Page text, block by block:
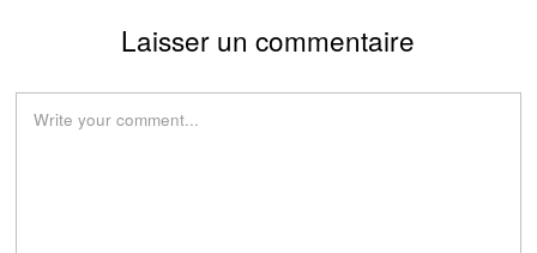
Laisser un commentaire